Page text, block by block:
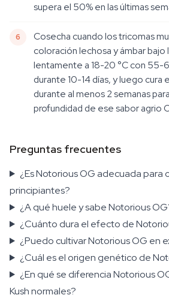
supera el 50% en las últimas
Cosecha cuando los tricomas
coloración lechosa y ámbar bajo
lentamente a 18-20 °C con 55-
durante 10-14 días, y luego cura
durante al menos 2 semanas
profundidad de ese sabor agrio
Preguntas frecuentes
¿Es Notorious OG adecuada para
principiantes?
¿A qué huele y sabe Notorious
¿Cuánto dura el efecto de
¿Puedo cultivar Notorious OG en
¿Cuál es el origen genético de
¿En qué se diferencia Notorious
Kush normales?